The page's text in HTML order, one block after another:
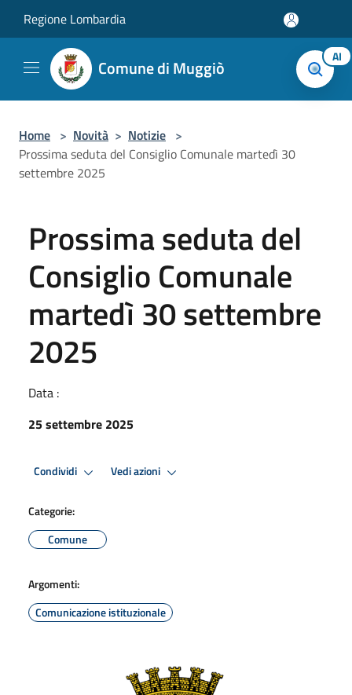
Regione Lombardia
Comune di Muggiò AI
Home > Novità > Notizie >
Prossima seduta del Consiglio Comunale martedì 30
settembre 2025
Prossima seduta del
Consiglio Comunale
martedì 30 settembre
2025
Data :
25 settembre 2025
Condividi Vedi azioni
Categorie:
Comune
Argomenti:
Comunicazione istituzionale